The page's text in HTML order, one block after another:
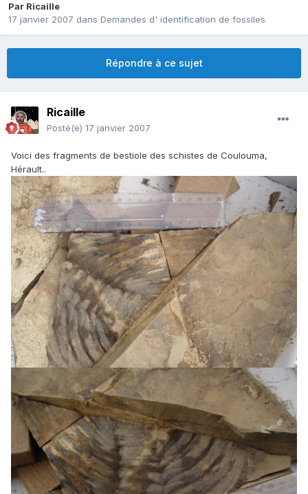
Par Ricaille
17 janvier 2007 dans Demandes d' identification de fossiles
Répondre à ce sujet
Ricaille
Posté(e) 17 janvier 2007
Voici des fragments de bestiole des schistes de Coulouma,
Hérault..